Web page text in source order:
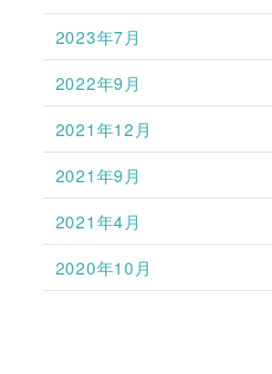
2023年7月
2022年9月
2021年12月
2021年9月
2021年4月
2020年10月